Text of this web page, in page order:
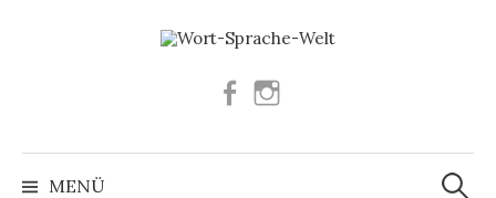
Facebook
MENÜ
Suchen
nach: